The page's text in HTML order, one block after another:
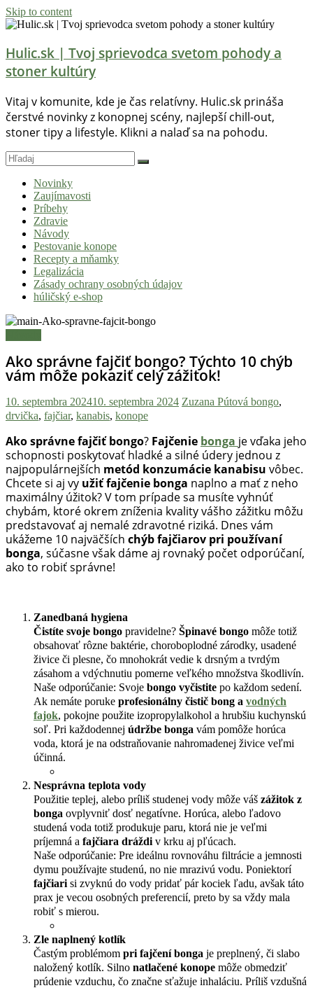
Skip to content
Hulic.sk | Tvoj sprievodca svetom pohody a
stoner kultúry
Vitaj v komunite, kde je čas relatívny. Hulic.sk prináša
čerstvé novinky z konopnej scény, najlepší chill-out,
stoner tipy a lifestyle. Klikni a nalaď sa na pohodu.
Novinky
Zaujímavosti
Príbehy
Zdravie
Návody
Pestovanie konope
Recepty a mňamky
Legalizácia
Zásady ochrany osobných údajov
húličský e-shop
Ako správne fajčiť bongo? Týchto 10 chýb
vám môže pokaziť celý zážitok!
10. septembra 202410. septembra 2024 Zuzana Pútová bongo,
drvička, fajčiar, kanabis, konope
Ako správne fajčiť bongo? Fajčenie bonga je vďaka jeho
schopnosti poskytovať hladké a silné údery jednou z
najpopulárnejších metód konzumácie kanabisu vôbec.
Chcete si aj vy užiť fajčenie bonga naplno a mať z neho
maximálny úžitok? V tom prípade sa musíte vyhnúť
chybám, ktoré okrem zníženia kvality vášho zážitku môžu
predstavovať aj nemalé zdravotné riziká. Dnes vám
ukážeme 10 najväčších chýb fajčiarov pri používaní
bonga, súčasne však dáme aj rovnaký počet odporúčaní,
ako to robiť správne!
Zanedbaná hygiena
Čistíte svoje bongo pravidelne? Špinavé bongo môže totiž
obsahovať rôzne baktérie, choroboplodné zárodky, usadené
živice či plesne, čo mnohokrát vedie k drsným a tvrdým
zásahom a vdýchnutiu pomerne veľkého množstva škodlivín.
Naše odporúčanie: Svoje bongo vyčistite po každom sedení.
Ak nemáte poruke profesionálny čistič bong a vodných
fajok, pokojne použite izopropylalkohol a hrubšiu kuchynskú
soľ. Pri každodennej údržbe bonga vám pomôže horúca
voda, ktorá je na odstraňovanie nahromadenej živice veľmi
účinná.
Nesprávna teplota vody
Použitie teplej, alebo príliš studenej vody môže váš zážitok z
bonga ovplyvniť dosť negatívne. Horúca, alebo ľadovo
studená voda totiž produkuje paru, ktorá nie je veľmi
príjemná a fajčiara dráždi v krku aj pľúcach.
Naše odporúčanie: Pre ideálnu rovnováhu filtrácie a jemnosti
dymu používajte studenú, no nie mrazivú vodu. Poniektorí
fajčiari si zvyknú do vody pridať pár kociek ľadu, avšak táto
prax je vecou osobných preferencií, preto by sa vždy mala
robiť s mierou.
Zle naplnený kotlík
Častým problémom pri fajčení bonga je preplnený, či slabo
naložený kotlík. Silno natlačené konope môže obmedziť
prúdenie vzduchu, čo značne sťažuje inhaláciu. Príliš vzdušná